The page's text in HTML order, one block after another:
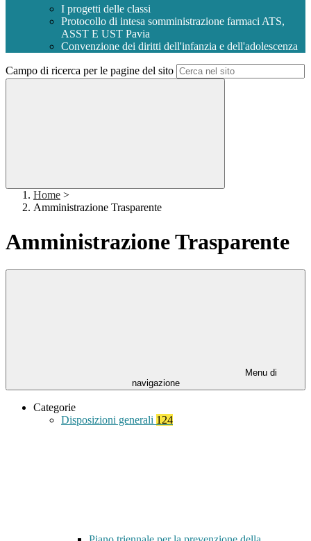
I progetti delle classi
Protocollo di intesa somministrazione farmaci ATS,
ASST E UST Pavia
Convenzione dei diritti dell'infanzia e dell'adolescenza
Campo di ricerca per le pagine del sito
Home >
Amministrazione Trasparente
Amministrazione Trasparente
Menu di
navigazione
Categorie
Disposizioni generali 124